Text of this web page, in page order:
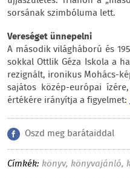
sorsának szimbóluma lett.
Vereséget ünnepelni
A második világháború és
sokkal Ottlik Géza Iskola a
rezignált, ironikus Mohács-
sajátos közép-európai
értékére irányítja a figyelmet:
Oszd meg barátaiddal
Címkék: könyv, könyvajánló,